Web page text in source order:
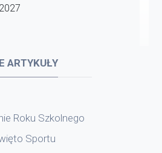
ARTYKUŁY
Roku Szkolnego
Sportu